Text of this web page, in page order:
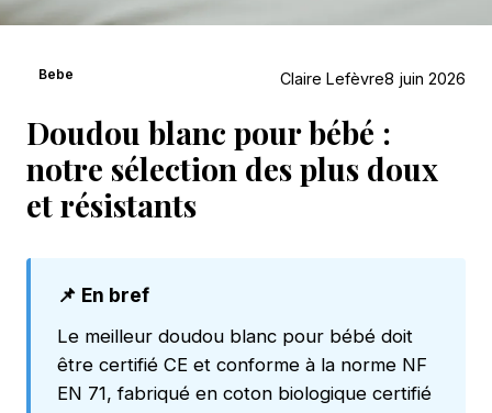
Bebe Claire Lefèvre8 juin 2026
Doudou blanc pour bébé :
notre sélection des plus doux
et résistants
📌 En bref
Le meilleur doudou blanc pour bébé doit
être certifié CE et conforme à la norme NF
EN 71, fabriqué en coton biologique certifié